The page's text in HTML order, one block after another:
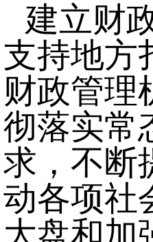
建立财
支持地方
财政管理
彻落实常
求，不断
动各项社
大盘和加